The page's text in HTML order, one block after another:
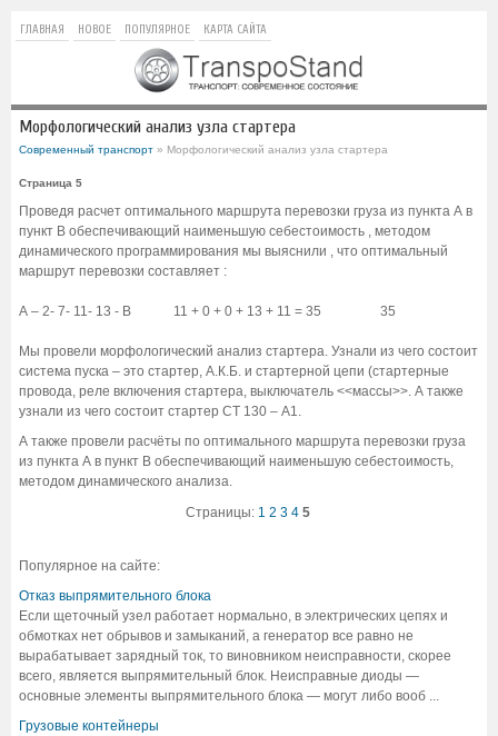
ГЛАВНАЯ НОВОЕ ПОПУЛЯРНОЕ КАРТА САЙТА
Морфологический анализ узла стартера
Современный транспорт » Морфологический анализ узла стартера
Страница 5
Проведя расчет оптимального маршрута перевозки груза из пункта А в
пункт В обеспечивающий наименьшую себестоимость , методом
динамического программирования мы выяснили , что оптимальный
маршрут перевозки составляет :
А – 2- 7- 11- 13 - В 11 + 0 + 0 + 13 + 11 = 35 35
Мы провели морфологический анализ стартера. Узнали из чего состоит
система пуска – это стартер, А.К.Б. и стартерной цепи (стартерные
провода, реле включения стартера, выключатель <<массы>>. А также
узнали из чего состоит стартер СТ 130 – А1.
А также провели расчёты по оптимального маршрута перевозки груза
из пункта А в пункт В обеспечивающий наименьшую себестоимость,
методом динамического анализа.
Страницы: 1 2 3 4 5
Популярное на сайте:
Отказ выпрямительного блока
Если щеточный узел работает нормально, в электрических цепях и
обмотках нет обрывов и замыканий, а генератор все равно не
вырабатывает зарядный ток, то виновником неисправности, скорее
всего, является выпрямительный блок. Неисправные диоды —
основные элементы выпрямительного блока — могут либо вооб ...
Грузовые контейнеры